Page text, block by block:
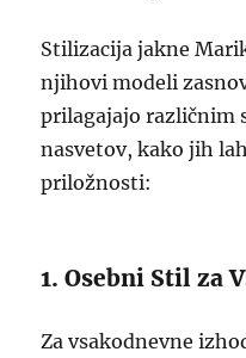
Stilizacija jakne
njihovi modeli
prilagajajo različnim
nasvetov, kako jih
priložnosti:
1. Osebni Stil za
Za vsakodnevne